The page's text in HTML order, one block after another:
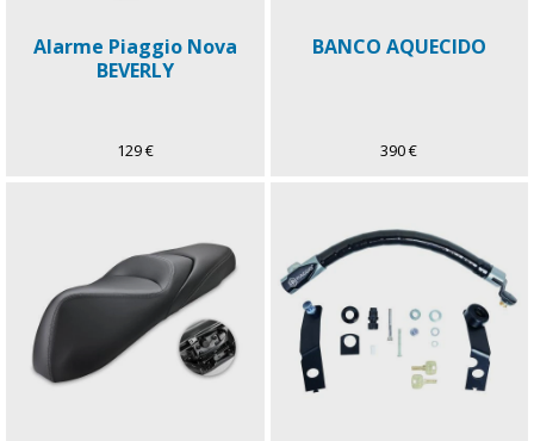
Alarme Piaggio Nova
BEVERLY
129 €
BANCO AQUECIDO
390 €